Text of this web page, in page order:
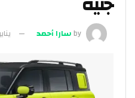
byسارا أحمد يناير 24, 2026